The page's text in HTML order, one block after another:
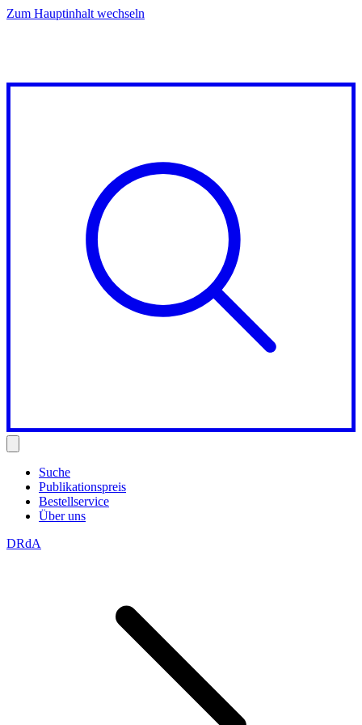
Zum Hauptinhalt wechseln
Suche
Publikationspreis
Bestellservice
Über uns
DRdA